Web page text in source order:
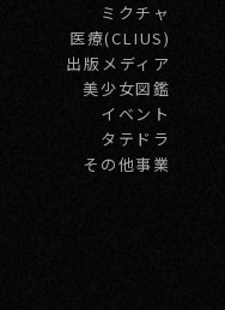
ミクチャ
医療(CLIUS)
出版メディア
美少女図鑑
イベント
タテドラ
その他事業